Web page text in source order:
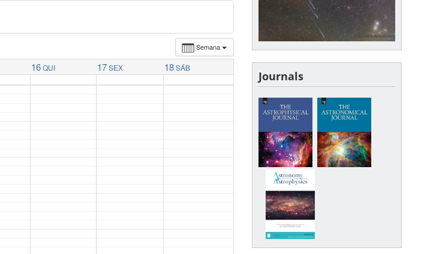
Semana
16 QUI 17 SEX 18 SÁB
Journals